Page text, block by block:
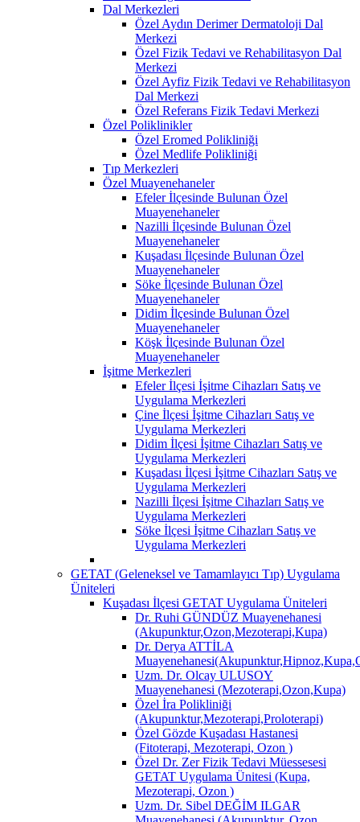
Dal Merkezleri
Özel Aydın Derimer Dermatoloji Dal
Merkezi
Özel Fizik Tedavi ve Rehabilitasyon Dal
Merkezi
Özel Ayfiz Fizik Tedavi ve Rehabilitasyon
Dal Merkezi
Özel Referans Fizik Tedavi Merkezi
Özel Poliklinikler
Özel Eromed Polikliniği
Özel Medlife Polikliniği
Tıp Merkezleri
Özel Muayenehaneler
Efeler İlçesinde Bulunan Özel
Muayenehaneler
Nazilli İlçesinde Bulunan Özel
Muayenehaneler
Kuşadası İlçesinde Bulunan Özel
Muayenehaneler
Söke İlçesinde Bulunan Özel
Muayenehaneler
Didim İlçesinde Bulunan Özel
Muayenehaneler
Köşk İlçesinde Bulunan Özel
Muayenehaneler
İşitme Merkezleri
Efeler İlçesi İşitme Cihazları Satış ve
Uygulama Merkezleri
Çine İlçesi İşitme Cihazları Satış ve
Uygulama Merkezleri
Didim İlçesi İşitme Cihazları Satış ve
Uygulama Merkezleri
Kuşadası İlçesi İşitme Cihazları Satış ve
Uygulama Merkezleri
Nazilli İlçesi İşitme Cihazları Satış ve
Uygulama Merkezleri
Söke İlçesi İşitme Cihazları Satış ve
Uygulama Merkezleri
GETAT (Geleneksel ve Tamamlayıcı Tıp) Uygulama
Üniteleri
Kuşadası İlçesi GETAT Uygulama Üniteleri
Dr. Ruhi GÜNDÜZ Muayenehanesi
(Akupunktur,Ozon,Mezoterapi,Kupa)
Dr. Derya ATTİLA
Uzm. Dr. Olcay ULUSOY
Muayenehanesi (Mezoterapi,Ozon,Kupa)
Özel İra Polikliniği
(Akupunktur,Mezoterapi,Proloterapi)
Özel Gözde Kuşadası Hastanesi
(Fitoterapi, Mezoterapi, Ozon )
Özel Dr. Zer Fizik Tedavi Müessesesi
GETAT Uygulama Ünitesi (Kupa,
Mezoterapi, Ozon )
Uzm. Dr. Sibel DEĞİM ILGAR